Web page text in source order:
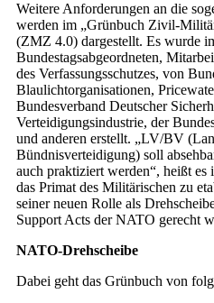
Weitere Anforderungen an die
werden im „Grünbuch Zivil-
(ZMZ 4.0) dargestellt. Es wurde
Bundestagsabgeordneten,
des Verfassungsschutzes, von
Blaulichtorganisationen,
Bundesverband Deutscher
Verteidigungsindustrie, der
und anderen erstellt. „LV/BV
Bündnisverteidigung) soll
auch praktiziert werden“, heißt
das Primat des Militärischen zu
seiner neuen Rolle als
Support Acts der NATO gerecht
NATO-Drehscheibe
Dabei geht das Grünbuch von